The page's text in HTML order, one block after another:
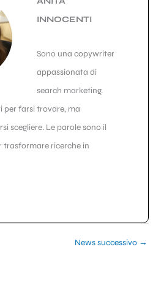
INNOCENTI
Sono una copywriter
appassionata di
search marketing.
per farsi trovare, ma
scegliere. Le parole sono il
trasformare ricerche in
News successivo →